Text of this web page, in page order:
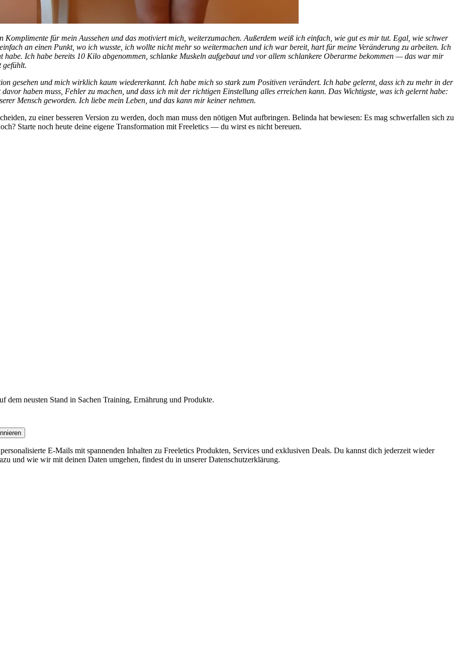
Komplimente für mein Aussehen und das motiviert mich, weiterzumachen. Außerdem weiß ich einfach, wie gut es mir tut. Egal, wie schwer
an einen Punkt, wo ich wusste, ich wollte nicht mehr so weitermachen und ich war bereit, hart für meine Veränderung zu arbeiten. Ich
Ich habe bereits 10 Kilo abgenommen, schlanke Muskeln aufgebaut und vor allem schlankere Oberarme bekommen — das war mir
gefühlt.
gesehen und mich wirklich kaum wiedererkannt. Ich habe mich so stark zum Positiven verändert. Ich habe gelernt, dass ich zu mehr in der
haben muss, Fehler zu machen, und dass ich mit der richtigen Einstellung alles erreichen kann. Das Wichtigste, was ich gelernt habe:
Mensch geworden. Ich liebe mein Leben, und das kann mir keiner nehmen.
zu einer besseren Version zu werden, doch man muss den nötigen Mut aufbringen. Belinda hat bewiesen: Es mag schwerfallen sich zu
Starte noch heute deine eigene Transformation mit Freeletics — du wirst es nicht bereuen.
dem neusten Stand in Sachen Training, Ernährung und Produkte.
E-Mails mit spannenden Inhalten zu Freeletics Produkten, Services und exklusiven Deals. Du kannst dich jederzeit wieder
und wie wir mit deinen Daten umgehen, findest du in unserer Datenschutzerklärung.